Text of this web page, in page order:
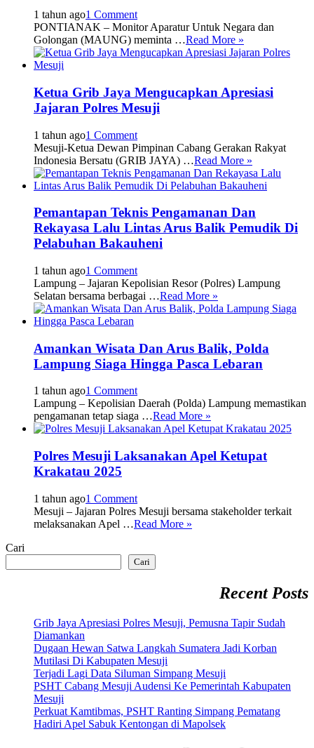
1 tahun ago1 Comment
PONTIANAK – Monitor Aparatur Untuk Negara dan
Golongan (MAUNG) meminta …Read More »
Ketua Grib Jaya Mengucapkan Apresiasi
Jajaran Polres Mesuji
1 tahun ago1 Comment
Mesuji-Ketua Dewan Pimpinan Cabang Gerakan Rakyat
Indonesia Bersatu (GRIB JAYA) …Read More »
Pemantapan Teknis Pengamanan Dan
Rekayasa Lalu Lintas Arus Balik Pemudik Di
Pelabuhan Bakauheni
1 tahun ago1 Comment
Lampung – Jajaran Kepolisian Resor (Polres) Lampung
Selatan bersama berbagai …Read More »
Amankan Wisata Dan Arus Balik, Polda
Lampung Siaga Hingga Pasca Lebaran
1 tahun ago1 Comment
Lampung – Kepolisian Daerah (Polda) Lampung memastikan
pengamanan tetap siaga …Read More »
Polres Mesuji Laksanakan Apel Ketupat
Krakatau 2025
1 tahun ago1 Comment
Mesuji – Jajaran Polres Mesuji bersama stakeholder terkait
melaksanakan Apel …Read More »
Cari
Cari
Recent Posts
Grib Jaya Apresiasi Polres Mesuji, Pemusna Tapir Sudah
Diamankan
Dugaan Hewan Satwa Langkah Sumatera Jadi Korban
Mutilasi Di Kabupaten Mesuji
Terjadi Lagi Data Siluman Simpang Mesuji
PSHT Cabang Mesuji Audensi Ke Pemerintah Kabupaten
Mesuji
Perkuat Kamtibmas, PSHT Ranting Simpang Pematang
Hadiri Apel Sabuk Kentongan di Mapolsek